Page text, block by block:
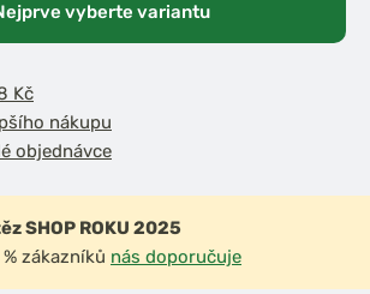
vyberte variantu
Kč
nákupu
objednávce
SHOP ROKU 2025
zákazníků nás doporučuje